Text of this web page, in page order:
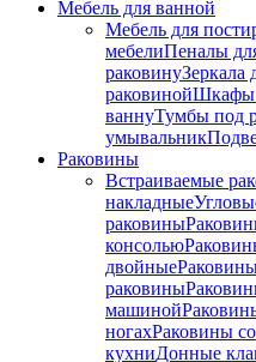
Мебель для ванной
Мебель для
мебелиПеналы
раковинуЗеркала
раковинойШкафы
ваннуТумбы под
умывальник
Раковины
Встраиваемые
накладные
раковины
консолью
двойные
раковины
машиной
ногахРаковины
кухниДонные